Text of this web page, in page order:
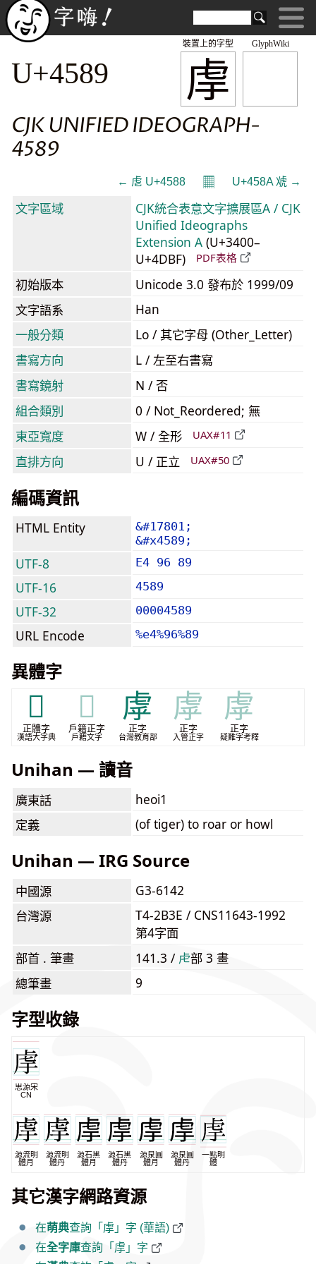
GlyphWiki
䖉
裝置上的字型
U+4589
CJK UNIFIED IDEOGRAPH-
4589
← 䖈 U+4588 𝄜 U+458A 䖊 →
文字區域
CJK統合表意文字擴展區A / CJK
Unified Ideographs
Extension A (U+3400–
U+4DBF)
PDF表格
初始版本
Unicode 3.0 發布於 1999/09
文字語系
Han
一般分類
Lo / 其它字母 (Other_Letter)
書寫方向
L / 左至右書寫
書寫鏡射
N / 否
組合類別
0 / Not_Reordered; 無
東亞寬度
W / 全形 UAX#11
直排方向 U / 正立 UAX#50
編碼資訊
HTML Entity
&#17801;
&#x4589;
UTF-8 E4 96 89
UTF-16 4589
UTF-32 00004589
URL Encode %e4%96%89
異體字
𧆜
正體字
漢語大字典
𧆜
戶籍正字
戶籍文字
虖
正字
台灣教育部
虖
正字
入管正字
虖
正字
疑難字考釋
Unihan — 讀音
廣東話
heoi1
定義
(of tiger) to roar or howl
Unihan — IRG Source
中國源
G3-6142
台灣源
T4-2B3E / CNS11643-1992
第4字面
部首 . 筆畫
141.3 / ⾌部 3 畫
總筆畫
9
字型收錄
思源宋
CN
源流明
體月
源流明
體丹
源石黑
體月
源石黑
體丹
源泉圓
體月
源泉圓
體丹
一點明
體
其它漢字網路資源
在萌典查詢「䖉」字 (華語)
在全字庫查詢「䖉」字